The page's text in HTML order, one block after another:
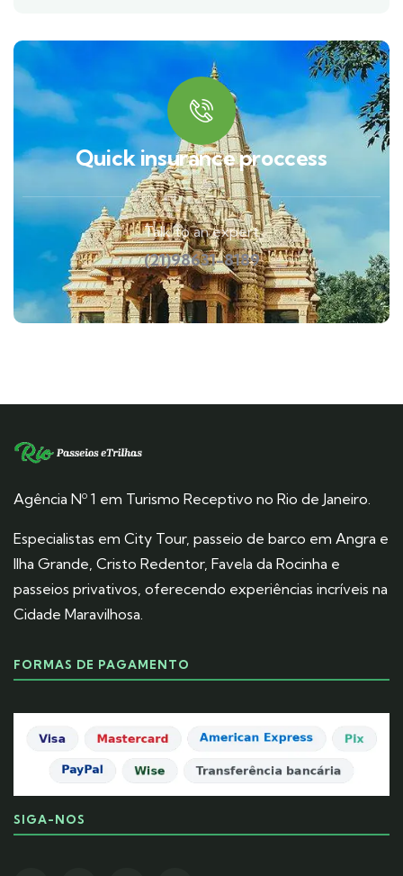
Quick insurance proccess
Talk to an expert
(21)98631-8189
Agência Nº 1 em Turismo Receptivo no Rio de Janeiro.
Especialistas em City Tour, passeio de barco em Angra e
Ilha Grande, Cristo Redentor, Favela da Rocinha e
passeios privativos, oferecendo experiências incríveis na
Cidade Maravilhosa.
FORMAS DE PAGAMENTO
SIGA-NOS